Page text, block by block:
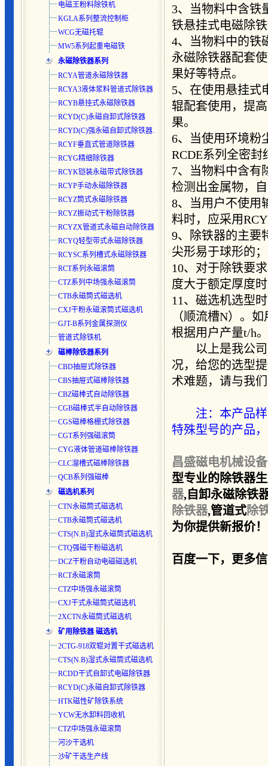
电磁王粉料除铁机
KGLA系列整流控制柜
WCG无磁托辊
MW5系列起重电磁铁
永磁除铁器系列
RCYA管道永磁除铁器
RCYA3液体浆料管道式除铁器
RCYB悬挂式永磁除铁器
RCYD(C)永磁自卸式除铁器
RCYD(C)强永磁自卸式除铁器.
RCYF垂直式管道除铁器
RCYG精细除铁器
RCYK铠装永磁带式除铁器
RCYP手动永磁除铁器
RCYZ筒式永磁除铁器
RCYZ振动式干粉除铁器
RCYZX管道式永磁自动除铁器
RCYQ轻型带式永磁除铁器
RCYSC系列槽式永磁除铁器
RCT系列永磁滚筒
CTZ系列中场强永磁滚筒
CTB永磁筒式磁选机
CXJ干粉永磁滚筒式磁选机
GJT-B系列金属探测仪
管道式除铁机
磁棒除铁器系列
CBD抽屉式除铁器
CBS抽屉式磁棒除铁器
CBZ磁棒式自动除铁器
CGB磁棒式半自动除铁器
CGS磁棒格栅式除铁器
CGT系列强磁滚筒
CYG液体管道磁棒除铁器
CLC溜槽式磁棒除铁器
QCB系列强磁棒
磁选机系列
CTN永磁筒式磁选机
CTB永磁筒式磁选机
CTS(N.B)湿式永磁筒式磁选机
CTQ强磁干粉磁选机
DCZ干粉自动电磁磁选机
RCT永磁滚筒
CTZ中场强永磁滚筒
CXJ干式永磁筒式磁选机
2XCTN永磁筒式磁选机
矿用除铁器 磁选机
2CTG-918双辊对置干式磁选机
CTS(N.B)湿式永磁筒式磁选机
RCDD干式自卸式电磁除铁器
RCYD(C)永磁自卸式除铁器
HTK磁性矿除铁系统
YCW无水卸料回收机
CTZ中场强永磁滚筒
河沙干选机
沙矿干选生产线
3、当物料中含铁
铁悬挂式电磁除
4、当物料中的铁
永磁除铁器配套
果好等特点。
5、在使用悬挂式
辊配套使用，提
果。
6、当使用环境粉
RCDE系列全密
7、当物料中含有
检测出金属物，
8、当用户不使用
料时，应采用
9、除铁器的主要
尖形易于球形的
10、对于除铁要
度大于额定厚度
11、磁选机选型
（顺流槽N）。
根据用户产量t/h。
以上是我公司
况，给您的选型
术难题，请与我
注：本产品
特殊型号的产品
昌盛磁电机械设
型专业的除铁器
器, 自卸永磁除铁
除铁器,管道式除
为你提供新报价
百度一下，更多